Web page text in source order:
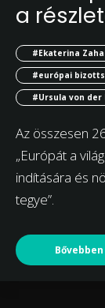
a
#Ekaterina
#európai
#Ursula von der
Az összesen
„Európát a
indítására és
tegye”.
Bővebben